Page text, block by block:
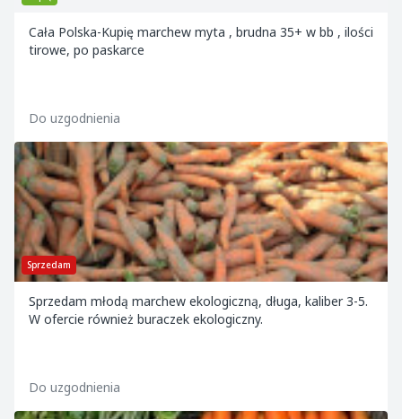
Cała Polska-Kupię marchew myta , brudna 35+ w bb , ilości
tirowe, po paskarce
Do uzgodnienia
Sprzedam
Sprzedam młodą marchew ekologiczną, długa, kaliber 3-5.
W ofercie również buraczek ekologiczny.
Do uzgodnienia